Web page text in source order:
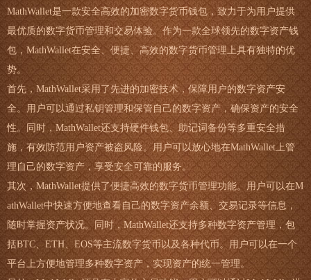
MathWallet是一款安全高效的加密数字货币钱包，致力于为用户提供
最优质的数字货币管理和交易体验。作为一款全球领先的数字资产钱
包，MathWallet在安全、便捷、高效的数字货币管理上具有独特的优
势。
首先，MathWallet采用了先进的加密技术，保障用户的数字资产安
全。用户可以通过私钥管理和保管自己的数字资产，确保资产的安全
性。同时，MathWallet还支持硬件钱包、助记词备份等多重安全措
施，有效防范用户资产被盗风险。用户可以放心地在MathWallet上管
理自己的数字资产，享受安全可靠的服务。
其次，MathWallet提供了便捷高效的数字货币管理功能。用户可以在M
athWallet中快速方便地查看自己的数字资产余额、交易记录等信息，
随时掌握资产状况。同时，MathWallet还支持多种数字资产管理，包
括BTC、ETH、EOS等主流数字货币以及各种代币。用户可以在一个
平台上方便地管理多种数字资产，实现资产的统一管理。